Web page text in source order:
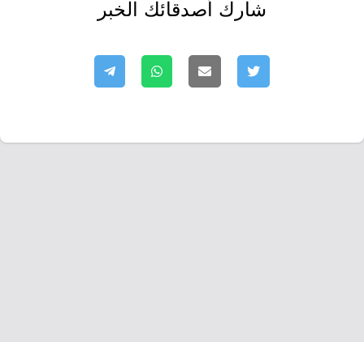
شارك أصدقائك الخبر